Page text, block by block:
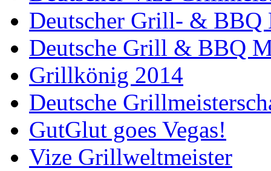
Deutscher Grill- & BBQ
Deutsche Grill & BBQ
Grillkönig 2014
Deutsche
GutGlut goes Vegas!
Vize Grillweltmeister